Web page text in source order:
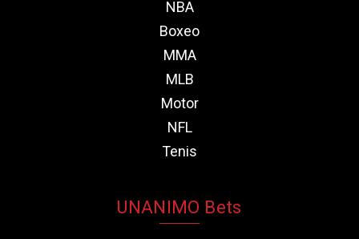
NBA
Boxeo
MMA
MLB
Motor
NFL
Tenis
UNANIMO Bets